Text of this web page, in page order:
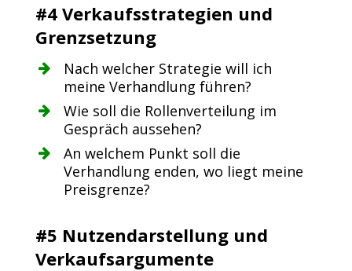
#4 Verkaufsstrategien und
Grenzsetzung
Nach welcher Strategie will ich
meine Verhandlung führen?
Wie soll die Rollenverteilung im
Gespräch aussehen?
An welchem Punkt soll die
Verhandlung enden, wo liegt meine
Preisgrenze?
#5 Nutzendarstellung und
Verkaufsargumente